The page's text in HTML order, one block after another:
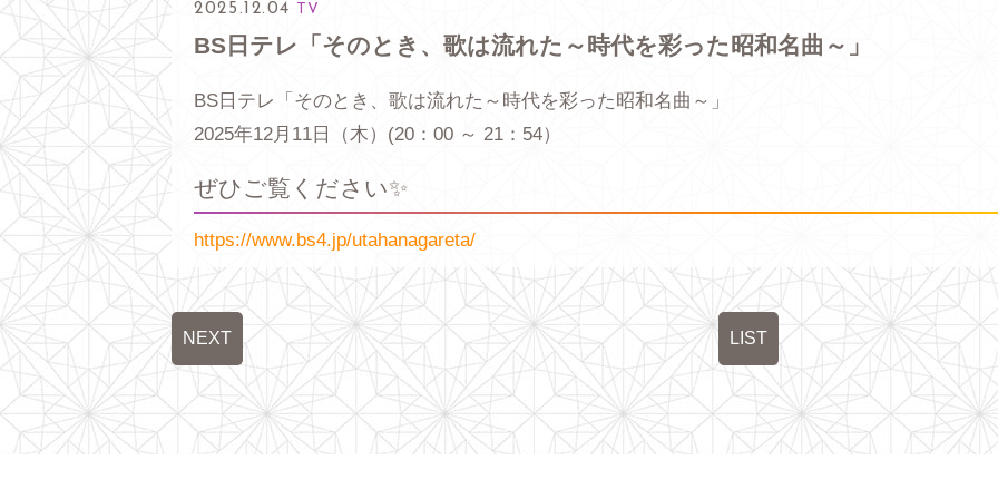
2025.12.04 TV
BS日テレ「そのとき、歌は流れた～時代を彩った昭和名曲～」
BS日テレ「そのとき、歌は流れた～時代を彩った昭和名曲～」
2025年12月11日（木）(20：00 ～ 21：54）
ぜひご覧ください✨
https://www.bs4.jp/utahanagareta/
NEXT LIST